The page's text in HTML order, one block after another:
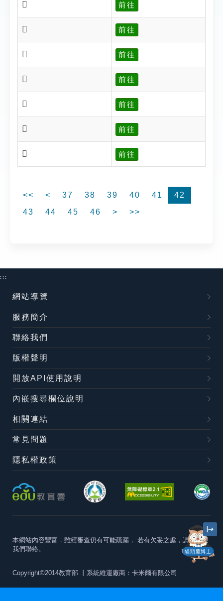
𩤨 前往
𩤨 前往
𩤩 前往
𩤪 前往
𩤫 前往
𩤫 前往
𩤬 前往
<< < 37 38 39 40 41
42
43
44 45 46 > >>
貓頭鷹博士
:::
網站導覽
服務簡介
聯絡我們
版權聲明
開放API使用說明
內嵌搜尋欄位說明
相關連結
常見問題
隱私權政策
本網站內容豐富，雖經審查仍有可能疏漏， 若有欠妥之處，請隨時與
我們聯絡。
Copyright©2014教育部 丨系統維運廠商：卡米爾有限公司